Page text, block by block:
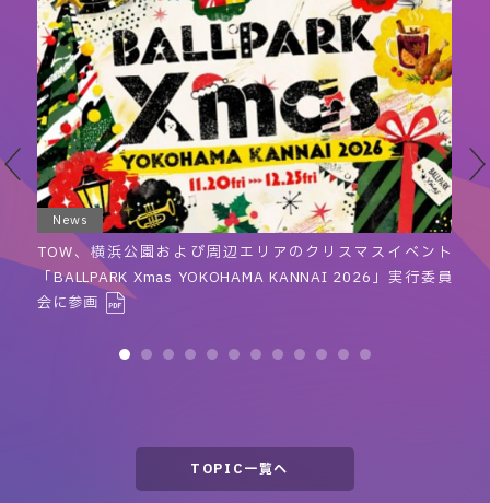
News
TOW、横浜公園および周辺エリアのクリスマスイベント
「BALLPARK Xmas YOKOHAMA KANNAI 2026」実行委員
会に参画
TOPIC一覧へ